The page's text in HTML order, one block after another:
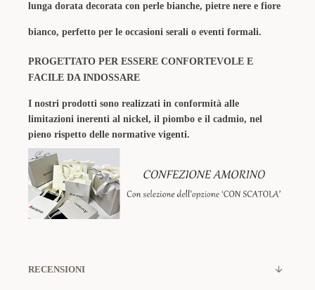
lunga dorata decorata con perle bianche, pietre nere e fiore
bianco, perfetto per le occasioni serali o eventi formali.
PROGETTATO PER ESSERE CONFORTEVOLE E
FACILE DA INDOSSARE
I nostri prodotti sono realizzati in conformità alle
limitazioni inerenti al nickel, il piombo e il cadmio, nel
pieno rispetto delle normative vigenti.
RECENSIONI